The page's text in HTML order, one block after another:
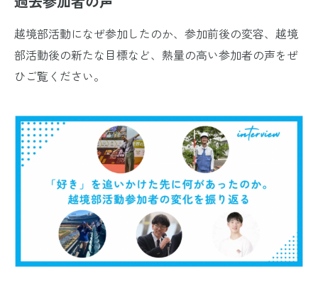
越境部活動になぜ参加したのか、参加前後の変容、越境
部活動後の新たな目標など、熱量の高い参加者の声をぜ
ひご覧ください。